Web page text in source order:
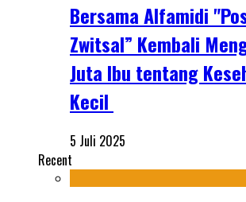
Bersama Alfamidi
Zwitsal” Kembali
Juta Ibu tentang
Kecil
5 Juli 2025
Recent